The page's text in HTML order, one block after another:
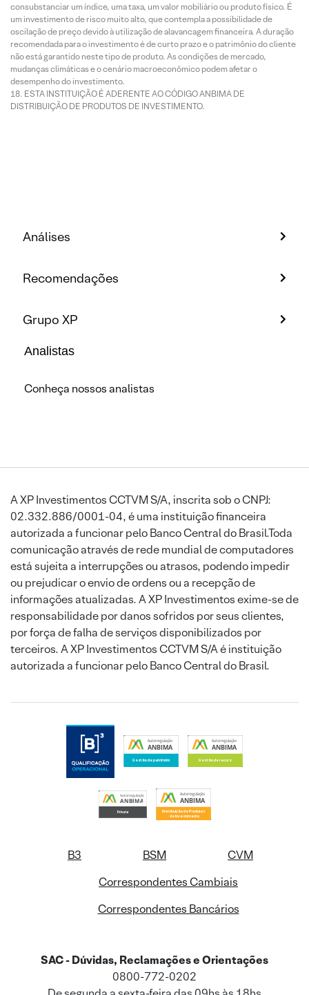
consubstanciar um índice, uma taxa, um valor mobiliário ou produto físico. É
um investimento de risco muito alto, que contempla a possibilidade de
oscilação de preço devido à utilização de alavancagem financeira. A duração
recomendada para o investimento é de curto prazo e o patrimônio do cliente
não está garantido neste tipo de produto. As condições de mercado,
mudanças climáticas e o cenário macroeconômico podem afetar o
desempenho do investimento.
ESTA INSTITUIÇÃO É ADERENTE AO CÓDIGO ANBIMA DE
DISTRIBUIÇÃO DE PRODUTOS DE INVESTIMENTO.
Análises
Recomendações
Grupo XP
Analistas
Conheça nossos analistas
A XP Investimentos CCTVM S/A, inscrita sob o CNPJ:
02.332.886/0001-04, é uma instituição financeira
autorizada a funcionar pelo Banco Central do Brasil.Toda
comunicação através de rede mundial de computadores
está sujeita a interrupções ou atrasos, podendo impedir
ou prejudicar o envio de ordens ou a recepção de
informações atualizadas. A XP Investimentos exime-se de
responsabilidade por danos sofridos por seus clientes,
por força de falha de serviços disponibilizados por
terceiros. A XP Investimentos CCTVM S/A é instituição
autorizada a funcionar pelo Banco Central do Brasil.
B3 BSM
CVM
Correspondentes Cambiais
Correspondentes Bancários
SAC - Dúvidas, Reclamações e Orientações
0800-772-0202